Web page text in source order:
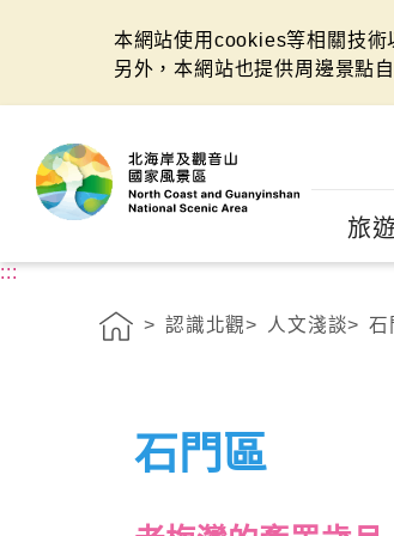
本網站使用cookies等相關技術
另外，本網站也提供周邊景點
旅
:::
認識北觀 人文淺談 石
石門區